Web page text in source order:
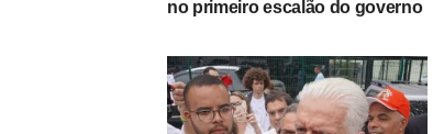
no primeiro escalão do governo